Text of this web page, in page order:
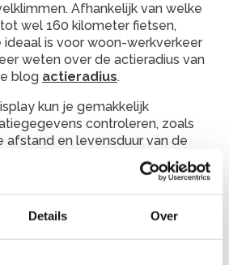
Details Over
Afhankelijk van welke
wel 160 kilometer fietsen,
is voor woon-werkverkeer
weten over de actieradius van
blog actieradius.
kun je gemakkelijk
controleren, zoals
afstand en levensduur van de
kan worden uitgebreid
spatborden en bagagedragers,
kunt maken.
comfort en